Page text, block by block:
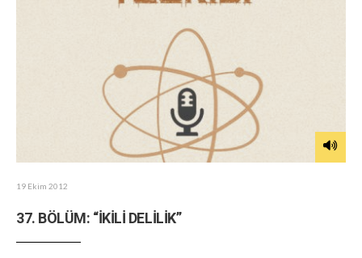
19 Ekim 2012
37. BÖLÜM: “İKİLİ DELİLİK”